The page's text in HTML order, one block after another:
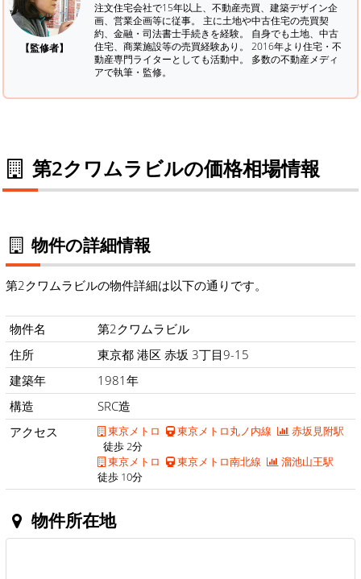
【監修者】
注文住宅会社で15年以上、不動産売買、建築デザイン企
画、営業企画等に従事。 主に土地や中古住宅の売買契
約、金融・司法書士手続きを経験。 自身でも土地、中古
住宅、商業施設等の売買経験あり。 2016年より住宅・不
動産専門ライターとしても活動中。 多数の不動産メディ
アで執筆・監修。
第2クワムラビルの価格相場情報
物件の詳細情報
第2クワムラビルの物件詳細は以下の通りです。
物件名
第2クワムラビル
住所
東京都 港区 赤坂 3丁目9-15
建築年
1981年
構造
SRC造
アクセス
東京メトロ 東京メトロ丸ノ内線
赤坂見附駅
徒歩 2分
東京メトロ
東京メトロ南北線
溜池山王駅
徒歩 10分
物件所在地